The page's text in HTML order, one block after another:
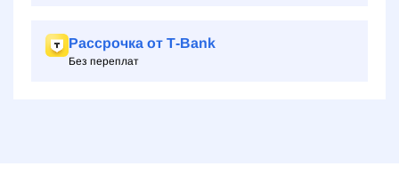
Рассрочка от Т‑Bank
Без переплат